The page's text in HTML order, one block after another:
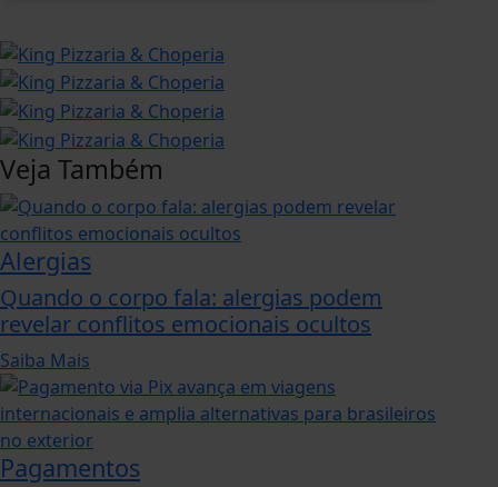
Veja Também
Alergias
Quando o corpo fala: alergias podem
revelar conflitos emocionais ocultos
Saiba Mais
Pagamentos